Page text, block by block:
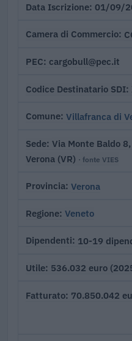
Data Iscrizione 01/09/
Camera di Commercio
PEC cargobull@pec.it
Codice Destinatario SDI
Comune Villafranca di
Sede Via Monte Baldo
Verona (VR) · fonte VIES
Provincia Verona
Regione Veneto
Dipendenti 10-19
Utile 536.032 euro
Fatturato 70.850.042